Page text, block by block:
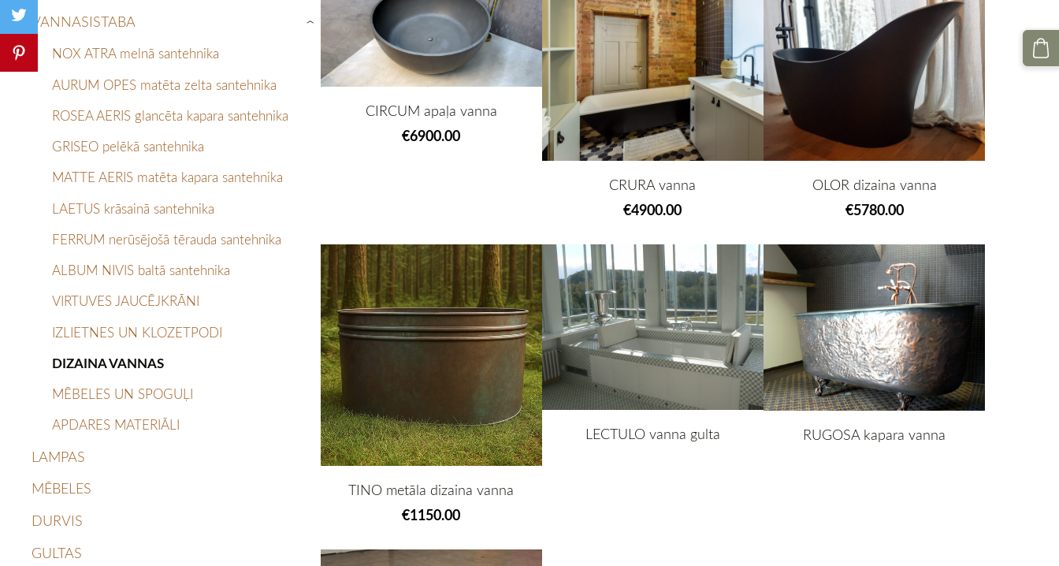
VANNASISTABA
NOX ATRA melnā santehnika
AURUM OPES matēta zelta santehnika
ROSEA AERIS glancēta kapara santehnika
GRISEO pelēkā santehnika
MATTE AERIS matēta kapara santehnika
LAETUS krāsainā santehnika
FERRUM nerūsējošā tērauda santehnika
ALBUM NIVIS baltā santehnika
VIRTUVES JAUCĒJKRĀNI
IZLIETNES UN KLOZETPODI
DIZAINA VANNAS
MĒBELES UN SPOGUĻI
APDARES MATERIĀLI
›
LAMPAS
MĒBELES
DURVIS
GULTAS
CIRCUM apaļa vanna
€6900.00
CRURA vanna
€4900.00
OLOR dizaina vanna
€5780.00
TINO metāla dizaina vanna
€1150.00
LECTULO vanna gulta RUGOSA kapara vanna